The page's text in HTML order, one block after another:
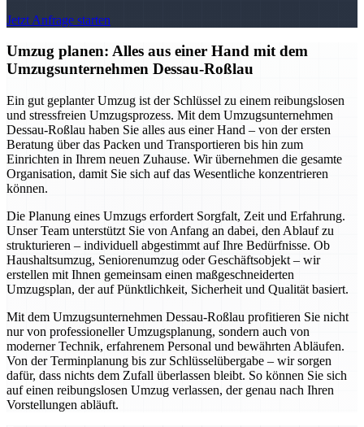
Jetzt Anfrage starten
Umzug planen: Alles aus einer Hand mit dem
Umzugsunternehmen Dessau-Roßlau
Ein gut geplanter Umzug ist der Schlüssel zu einem reibungslosen
und stressfreien Umzugsprozess. Mit dem Umzugsunternehmen
Dessau-Roßlau haben Sie alles aus einer Hand – von der ersten
Beratung über das Packen und Transportieren bis hin zum
Einrichten in Ihrem neuen Zuhause. Wir übernehmen die gesamte
Organisation, damit Sie sich auf das Wesentliche konzentrieren
können.
Die Planung eines Umzugs erfordert Sorgfalt, Zeit und Erfahrung.
Unser Team unterstützt Sie von Anfang an dabei, den Ablauf zu
strukturieren – individuell abgestimmt auf Ihre Bedürfnisse. Ob
Haushaltsumzug, Seniorenumzug oder Geschäftsobjekt – wir
erstellen mit Ihnen gemeinsam einen maßgeschneiderten
Umzugsplan, der auf Pünktlichkeit, Sicherheit und Qualität basiert.
Mit dem Umzugsunternehmen Dessau-Roßlau profitieren Sie nicht
nur von professioneller Umzugsplanung, sondern auch von
moderner Technik, erfahrenem Personal und bewährten Abläufen.
Von der Terminplanung bis zur Schlüsselübergabe – wir sorgen
dafür, dass nichts dem Zufall überlassen bleibt. So können Sie sich
auf einen reibungslosen Umzug verlassen, der genau nach Ihren
Vorstellungen abläuft.